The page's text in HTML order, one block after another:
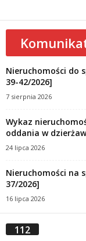
Nieruchomości do
39-42/2026]
7 sierpnia 2026
Wykaz
oddania w
24 lipca 2026
Nieruchomości na
37/2026]
16 lipca 2026
112